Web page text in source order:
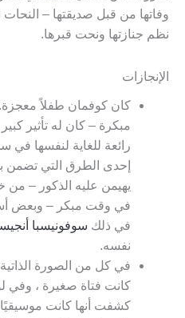
وفاتها من قبل صديقتها – النحات
نظم جنازتها ونحت قبرها.
الإنجازات
كان كوفمان طفلاً معجزة.
مبكرة – كان له تأثير
رائعة للغاية لنفسها في
إحدى الطرق التي تضمن
يهيمن عليه الذكور – من
في وقت مبكر – وبعض
في ذلك سوفونيسبا
نفسه.
في كل من الصورة
كانت فتاة صغيرة ،
كشفت أنها كانت